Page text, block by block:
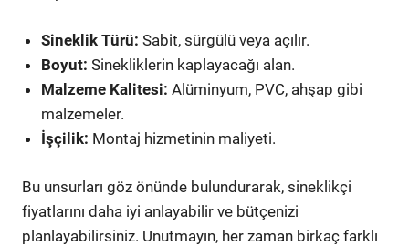
Sineklik Türü: Sabit, sürgülü veya açılır.
Boyut: Sinekliklerin kaplayacağı alan.
Malzeme Kalitesi: Alüminyum, PVC, ahşap gibi
malzemeler.
İşçilik: Montaj hizmetinin maliyeti.
Bu unsurları göz önünde bulundurarak, sineklikçi
fiyatlarını daha iyi anlayabilir ve bütçenizi
planlayabilirsiniz. Unutmayın, her zaman birkaç farklı